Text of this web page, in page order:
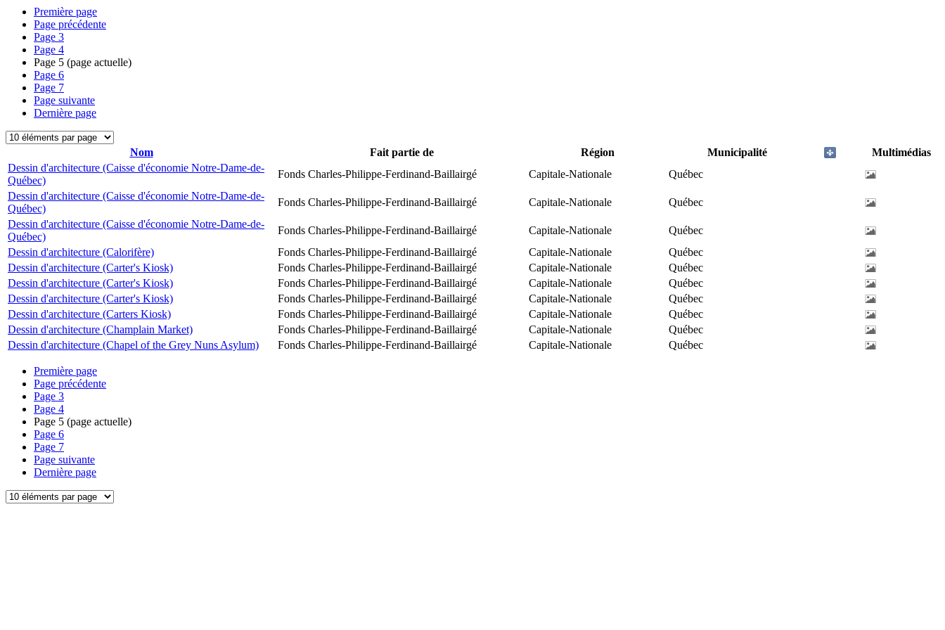
Première page
Page précédente
Page 3
Page 4
Page 5 (page actuelle)
Page 6
Page 7
Page suivante
Dernière page
Nom Fait partie de Région Municipalité
Multimédias
Dessin d'architecture (Caisse d'économie Notre-Dame-de-
Québec)
Fonds Charles-Philippe-Ferdinand-Baillairgé Capitale-Nationale
Québec
Dessin d'architecture (Caisse d'économie Notre-Dame-de-
Québec)
Fonds Charles-Philippe-Ferdinand-Baillairgé Capitale-Nationale
Québec
Dessin d'architecture (Caisse d'économie Notre-Dame-de-
Québec)
Fonds Charles-Philippe-Ferdinand-Baillairgé Capitale-Nationale
Québec
Dessin d'architecture (Calorifère)
Fonds Charles-Philippe-Ferdinand-Baillairgé Capitale-Nationale
Québec
Dessin d'architecture (Carter's Kiosk)
Fonds Charles-Philippe-Ferdinand-Baillairgé Capitale-Nationale
Québec
Dessin d'architecture (Carter's Kiosk)
Fonds Charles-Philippe-Ferdinand-Baillairgé Capitale-Nationale
Québec
Dessin d'architecture (Carter's Kiosk)
Fonds Charles-Philippe-Ferdinand-Baillairgé Capitale-Nationale
Québec
Dessin d'architecture (Carters Kiosk)
Fonds Charles-Philippe-Ferdinand-Baillairgé Capitale-Nationale
Québec
Dessin d'architecture (Champlain Market)
Fonds Charles-Philippe-Ferdinand-Baillairgé Capitale-Nationale
Québec
Dessin d'architecture (Chapel of the Grey Nuns Asylum)
Fonds Charles-Philippe-Ferdinand-Baillairgé Capitale-Nationale Québec
Première page
Page précédente
Page 3
Page 4
Page 5 (page actuelle)
Page 6
Page 7
Page suivante
Dernière page